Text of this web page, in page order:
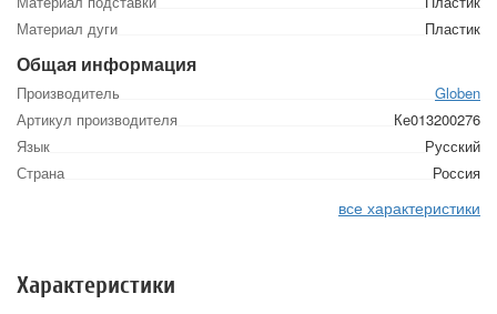
Материал дуги
Пластик
Общая информация
Производитель
Globen
Артикул производителя
Ке013200276
Язык
Русский
Страна
Россия
все характеристики
Характеристики